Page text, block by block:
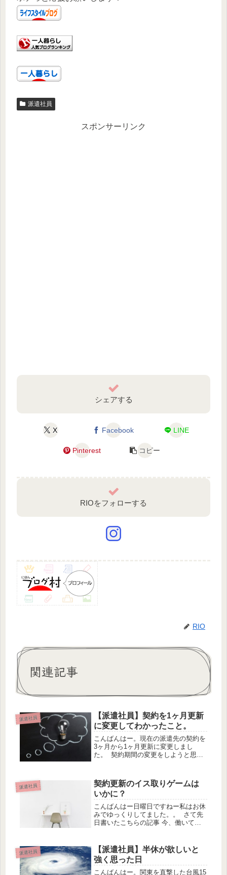
派遣社員
スポンサーリンク
シェアする
X Facebook LINE
Pinterest コピー
RIOをフォローする
RIO
関連記事
派遣社員
【派遣社員】契約を1ヶ月更新
に変更してわかったこと。
こんばんはー。現在の派遣先の契約を
3ヶ月から1ヶ月更新に変更しまし
た。 契約期間の変更をしようと思っ
ことがありました。無理やり仕事を押
し付けられるといったことがありま
し...
派遣社員
契約更新のイス取りゲームは
いかに？
こんばんはー日曜日ですねー私はお休
みでゆっくりしてました。。 さて先
日書いたこちらの記事 今、働いてる
の仕事ですが、業務を縮小しての1ヶ
月の更新が発表されました そこで
全...
派遣社員
【派遣社員】半休が欲しいと
強く思った日
こんばんはー。関東を直撃した台風15